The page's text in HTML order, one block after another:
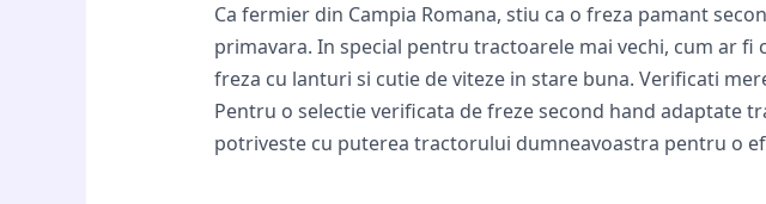
Ca fermier din Campia Romana, stiu ca o freza pamant
primavara. In special pentru tractoarele mai vechi, cum ar fi
freza cu lanturi si cutie de viteze in stare buna. Verificati
Pentru o selectie verificata de freze second hand adaptate
potriveste cu puterea tractorului dumneavoastra pentru o